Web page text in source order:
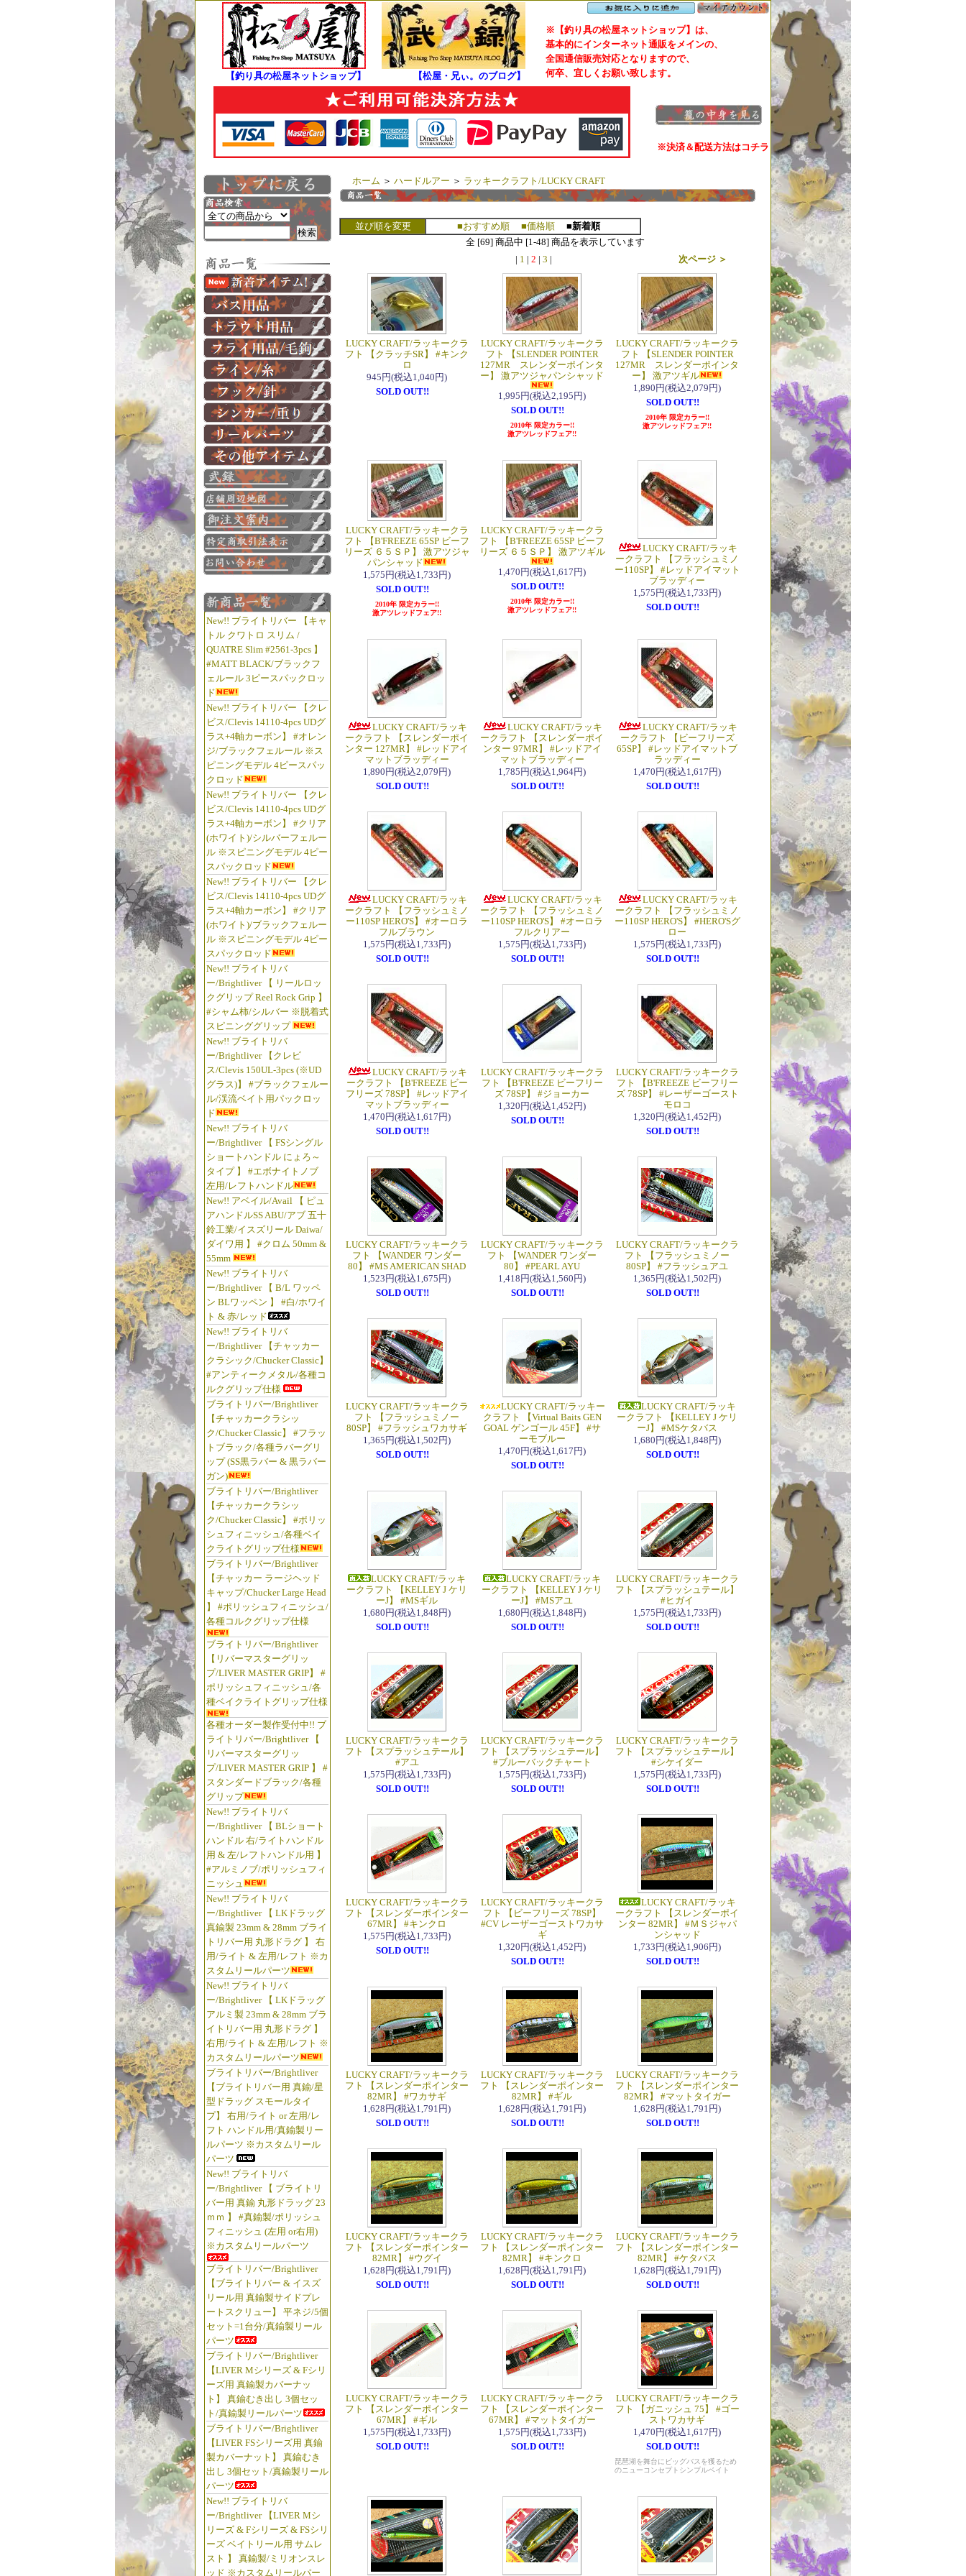
【釣り具の松屋ネットショップ】 【松屋・兄ぃ。のブログ】
※【釣り具の松屋ネットショップ】は、
基本的にインターネット通販をメインの、
全国通信販売対応となりますので、
何卒、宜しくお願い致します。
※決済＆配送方法はコチラ
New!! ブライトリバー 【キャ
トル クワトロ スリム /
QUATRE Slim #2561-3pcs 】
#MATT BLACK/ブラックフ
ェルール 3ピースパックロッ
ド
New!! ブライトリバー 【クレ
ビス/Clevis 14110-4pcs UDグ
ラス+4軸カーボン】 #オレン
ジ/ブラックフェルール ※ス
ピニングモデル 4ピースパッ
クロッド
New!! ブライトリバー 【クレ
ビス/Clevis 14110-4pcs UDグ
ラス+4軸カーボン】 #クリア
(ホワイト)/シルバーフェルー
ル ※スピニングモデル 4ピー
スパックロッド
New!! ブライトリバー 【クレ
ビス/Clevis 14110-4pcs UDグ
ラス+4軸カーボン】 #クリア
(ホワイト)/ブラックフェルー
ル ※スピニングモデル 4ピー
スパックロッド
New!! ブライトリバ
ー/Brightliver 【 リールロッ
クグリップ Reel Rock Grip 】
#シャム柿/シルバー ※脱着式
スピニンググリップ
New!! ブライトリバ
ー/Brightliver 【クレビ
ス/Clevis 150UL-3pcs (※UD
グラス)】 #ブラックフェルー
ル/渓流ベイト用パックロッ
ド
New!! ブライトリバ
ー/Brightliver 【 FSシングル
ショートハンドル にょろ～
タイプ 】 #エボナイトノブ
左用/レフトハンドル
New!! アベイル/Avail 【 ピュ
アハンドルSS ABU/アブ 五十
鈴工業/イスズリール Daiwa/
ダイワ用 】 #クロム 50mm &
55mm
New!! ブライトリバ
ー/Brightliver 【 B/L ワッペ
ン BLワッペン 】 #白/ホワイ
ト & 赤/レッド
New!! ブライトリバ
ー/Brightliver 【チャッカー
クラシック/Chucker Classic】
#アンティークメタル/各種コ
ルクグリップ仕様
ブライトリバー/Brightliver
【チャッカークラシッ
ク/Chucker Classic】 #フラッ
トブラック/各種ラバーグリ
ップ (SS黒ラバー & 黒ラバー
ガン)
ブライトリバー/Brightliver
【チャッカークラシッ
ク/Chucker Classic】 #ポリッ
シュフィニッシュ/各種ベイ
クライトグリップ仕様
ブライトリバー/Brightliver
【チャッカー ラージヘッド
キャップ/Chucker Large Head
】 #ポリッシュフィニッシュ/
各種コルクグリップ仕様
ブライトリバー/Brightliver
【リバーマスターグリッ
プ/LIVER MASTER GRIP】 #
ポリッシュフィニッシュ/各
種ベイクライトグリップ仕様
各種オーダー製作受付中!! ブ
ライトリバー/Brightliver 【
リバーマスターグリッ
プ/LIVER MASTER GRIP 】 #
スタンダードブラック/各種
グリップ
New!! ブライトリバ
ー/Brightliver 【 BLショート
ハンドル 右/ライトハンドル
用 & 左/レフトハンドル用 】
#アルミノブ/ポリッシュフィ
ニッシュ
New!! ブライトリバ
ー/Brightliver 【 LKドラッグ
真鍮製 23mm & 28mm ブライ
トリバー用 丸形ドラグ 】 右
用/ライト & 左用/レフト ※カ
スタムリールパーツ
New!! ブライトリバ
ー/Brightliver 【 LKドラッグ
アルミ製 23mm & 28mm ブラ
イトリバー用 丸形ドラグ 】
右用/ライト & 左用/レフト ※
カスタムリールパーツ
ブライトリバー/Brightliver
【ブライトリバー用 真鍮/星
型ドラッグ スモールタイ
プ】 右用/ライト or 左用/レ
フト ハンドル用/真鍮製リー
ルパーツ ※カスタムリール
パーツ
New!! ブライトリバ
ー/Brightliver 【 ブライトリ
バー用 真鍮 丸形ドラッグ 23
ｍｍ 】 #真鍮製/ポリッシュ
フィニッシュ (左用 or右用)
※カスタムリールパーツ
ブライトリバー/Brightliver
【ブライトリバー & イスズ
リール用 真鍮製サイドプレ
ートスクリュー】 平ネジ/5個
セット=1台分/真鍮製リール
パーツ
ブライトリバー/Brightliver
【LIVER Mシリーズ & Fシリ
ーズ用 真鍮製カバーナッ
ト】 真鍮むき出し 3個セッ
ト/真鍮製リールパーツ
ブライトリバー/Brightliver
【LIVER FSシリーズ用 真鍮
製カバーナット】 真鍮むき
出し 3個セット/真鍮製リール
パーツ
New!! ブライトリバ
ー/Brightliver 【LIVER Mシ
リーズ & Fシリーズ & FSシリ
ーズ ベイトリール用 サムレ
スト 】 真鍮製/ミリオンスレ
ッド ※カスタムリールパー
ホーム ＞ ハードルアー ＞ ラッキークラフト/LUCKY CRAFT
並び順を変更 ■おすすめ順 ■価格順
■新着順
全 [69] 商品中 [1-48] 商品を表示しています
| 1 | 2 | 3 | 次ページ ＞
LUCKY CRAFT/ラッキークラ
フト 【クラッチSR】 #キンク
ロ
945円(税込1,040円)
SOLD OUT!!
LUCKY CRAFT/ラッキークラ
フト 【SLENDER POINTER
127MR スレンダーポインタ
ー】 激アツジャパンシャッド
1,995円(税込2,195円)
SOLD OUT!!
2010年 限定カラー!!
激アツレッドフェア!!
LUCKY CRAFT/ラッキークラ
フト 【SLENDER POINTER
127MR スレンダーポインタ
ー】 激アツギル
1,890円(税込2,079円)
SOLD OUT!!
2010年 限定カラー!!
激アツレッドフェア!!
LUCKY CRAFT/ラッキークラ
フト 【B'FREEZE 65SP ビーフ
リーズ ６５ＳＰ】 激アツジャ
パンシャッド
1,575円(税込1,733円)
SOLD OUT!!
2010年 限定カラー!!
激アツレッドフェア!!
LUCKY CRAFT/ラッキークラ
フト 【B'FREEZE 65SP ビーフ
リーズ ６５ＳＰ】 激アツギル
1,470円(税込1,617円)
SOLD OUT!!
2010年 限定カラー!!
激アツレッドフェア!!
LUCKY CRAFT/ラッキ
ークラフト 【フラッシュミノ
ー110SP】 #レッドアイマット
ブラッディー
1,575円(税込1,733円)
SOLD OUT!!
LUCKY CRAFT/ラッキ
ークラフト 【スレンダーポイ
ンター 127MR】 #レッドアイ
マットブラッディー
1,890円(税込2,079円)
SOLD OUT!!
LUCKY CRAFT/ラッキ
ークラフト 【スレンダーポイ
ンター 97MR】 #レッドアイ
マットブラッディー
1,785円(税込1,964円)
SOLD OUT!!
LUCKY CRAFT/ラッキ
ークラフト 【ビーフリーズ
65SP】 #レッドアイマットブ
ラッディー
1,470円(税込1,617円)
SOLD OUT!!
LUCKY CRAFT/ラッキ
ークラフト 【フラッシュミノ
ー110SP HERO'S】 #オーロラ
フルブラウン
1,575円(税込1,733円)
SOLD OUT!!
LUCKY CRAFT/ラッキ
ークラフト 【フラッシュミノ
ー110SP HERO'S】 #オーロラ
フルクリアー
1,575円(税込1,733円)
SOLD OUT!!
LUCKY CRAFT/ラッキ
ークラフト 【フラッシュミノ
ー110SP HERO'S】 #HERO'Sグ
ロー
1,575円(税込1,733円)
SOLD OUT!!
LUCKY CRAFT/ラッキ
ークラフト 【B'FREEZE ビー
フリーズ 78SP】 #レッドアイ
マットブラッディー
1,470円(税込1,617円)
SOLD OUT!!
LUCKY CRAFT/ラッキークラ
フト 【B'FREEZE ビーフリー
ズ 78SP】 #ジョーカー
1,320円(税込1,452円)
SOLD OUT!!
LUCKY CRAFT/ラッキークラ
フト 【B'FREEZE ビーフリー
ズ 78SP】 #レーザーゴースト
モロコ
1,320円(税込1,452円)
SOLD OUT!!
LUCKY CRAFT/ラッキークラ
フト 【WANDER ワンダー
80】 #MS AMERICAN SHAD
1,523円(税込1,675円)
SOLD OUT!!
LUCKY CRAFT/ラッキークラ
フト 【WANDER ワンダー
80】 #PEARL AYU
1,418円(税込1,560円)
SOLD OUT!!
LUCKY CRAFT/ラッキークラ
フト 【フラッシュミノー
80SP】 #フラッシュアユ
1,365円(税込1,502円)
SOLD OUT!!
LUCKY CRAFT/ラッキークラ
フト 【フラッシュミノー
80SP】 #フラッシュワカサギ
1,365円(税込1,502円)
SOLD OUT!!
LUCKY CRAFT/ラッキー
クラフト 【Virtual Baits GEN
GOAL ゲンゴール 45F】 #サ
ーモブルー
1,470円(税込1,617円)
SOLD OUT!!
LUCKY CRAFT/ラッキ
ークラフト 【KELLEY J ケリ
ーJ】 #MSケタバス
1,680円(税込1,848円)
SOLD OUT!!
LUCKY CRAFT/ラッキ
ークラフト 【KELLEY J ケリ
ーJ】 #MSギル
1,680円(税込1,848円)
SOLD OUT!!
LUCKY CRAFT/ラッキ
ークラフト 【KELLEY J ケリ
ーJ】 #MSアユ
1,680円(税込1,848円)
SOLD OUT!!
LUCKY CRAFT/ラッキークラ
フト 【スプラッシュテール】
#ヒガイ
1,575円(税込1,733円)
SOLD OUT!!
LUCKY CRAFT/ラッキークラ
フト 【スプラッシュテール】
#アユ
1,575円(税込1,733円)
SOLD OUT!!
LUCKY CRAFT/ラッキークラ
フト 【スプラッシュテール】
#ブルーバックチャート
1,575円(税込1,733円)
SOLD OUT!!
LUCKY CRAFT/ラッキークラ
フト 【スプラッシュテール】
#シケイダー
1,575円(税込1,733円)
SOLD OUT!!
LUCKY CRAFT/ラッキークラ
フト 【スレンダーポインター
67MR】 #キンクロ
1,575円(税込1,733円)
SOLD OUT!!
LUCKY CRAFT/ラッキークラ
フト 【ビーフリーズ 78SP】
#CV レーザーゴーストワカサ
ギ
1,320円(税込1,452円)
SOLD OUT!!
LUCKY CRAFT/ラッキ
ークラフト 【スレンダーポイ
ンター 82MR】 #ＭＳジャパ
ンシャッド
1,733円(税込1,906円)
SOLD OUT!!
LUCKY CRAFT/ラッキークラ
フト 【スレンダーポインター
82MR】 #ワカサギ
1,628円(税込1,791円)
SOLD OUT!!
LUCKY CRAFT/ラッキークラ
フト 【スレンダーポインター
82MR】 #ギル
1,628円(税込1,791円)
SOLD OUT!!
LUCKY CRAFT/ラッキークラ
フト 【スレンダーポインター
82MR】 #マットタイガー
1,628円(税込1,791円)
SOLD OUT!!
LUCKY CRAFT/ラッキークラ
フト 【スレンダーポインター
82MR】 #ウグイ
1,628円(税込1,791円)
SOLD OUT!!
LUCKY CRAFT/ラッキークラ
フト 【スレンダーポインター
82MR】 #キンクロ
1,628円(税込1,791円)
SOLD OUT!!
LUCKY CRAFT/ラッキークラ
フト 【スレンダーポインター
82MR】 #ケタバス
1,628円(税込1,791円)
SOLD OUT!!
LUCKY CRAFT/ラッキークラ
フト 【スレンダーポインター
67MR】 #ギル
1,575円(税込1,733円)
SOLD OUT!!
LUCKY CRAFT/ラッキークラ
フト 【スレンダーポインター
67MR】 #マットタイガー
1,575円(税込1,733円)
SOLD OUT!!
LUCKY CRAFT/ラッキークラ
フト 【ガニッシュ 75】 #ゴー
ストワカサギ
1,470円(税込1,617円)
SOLD OUT!!
琵琶湖を舞台にビッグバスを獲るため
のニューコンセプトシンプルベイト